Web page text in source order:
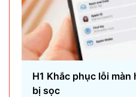
H1 Khắc phục lỗi
bị sọc